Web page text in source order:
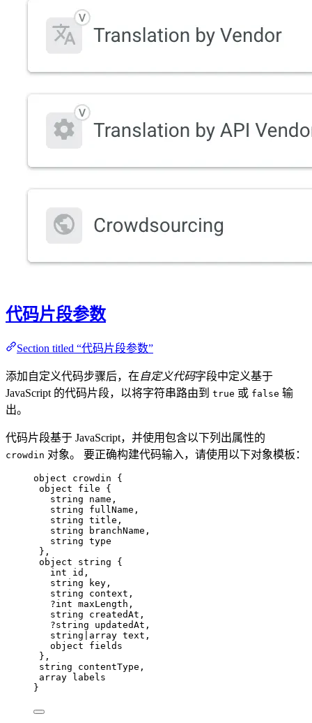
代码片段参数
Section titled “代码片段参数”
添加自定义代码步骤后，在 自定义代码字段中定义基于
JavaScript 的代码片段，以将字符串路由到 true 或 false 输
出。
代码片段基于 JavaScript，并使用包含以下列出属性的
crowdin 对象。 要正确构建代码输入，请使用以下对象模板：
object crowdin {
object file {
string name,
string fullName,
string title,
string branchName,
string type
},
object string {
int id,
string key,
string context,
?int maxLength,
string createdAt,
?string updatedAt,
string|array text,
object fields
},
string contentType,
array labels
}